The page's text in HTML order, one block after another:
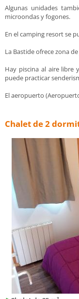
Algunas unidades
microondas y fogones.
En el camping resort se
La Bastide ofrece zona
Hay piscina al aire libre
puede practicar
El aeropuerto
Chalet de 2